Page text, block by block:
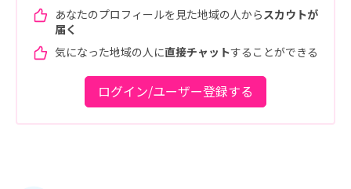
あなたのプロフィールを見た地域の人から スカウトが
届く
気になった地域の人に直接チャットすることができる
ログイン/ユーザー登録する